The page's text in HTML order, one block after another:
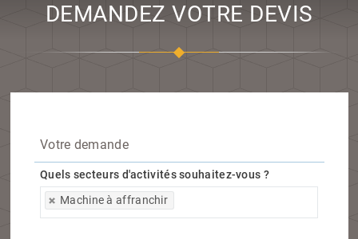
DEMANDEZ VOTRE DEVIS
Votre demande
Quels secteurs d'activités souhaitez-vous ?
Machine à affranchir
Quels secteurs d'activités souhaitez-vous ?